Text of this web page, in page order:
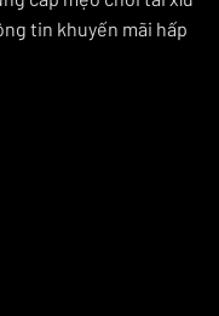
tin khuyến mãi hấp